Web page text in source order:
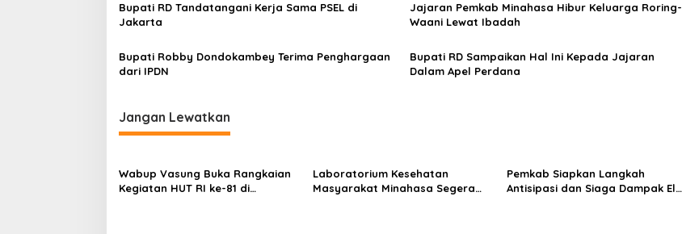
s
Bupati RD Tandatangani Kerja Sama PSEL di
Jakarta
Jajaran Pemkab Minahasa Hibur Keluarga Roring-
Waani Lewat Ibadah
Bupati Robby Dondokambey Terima Penghargaan
dari IPDN
Bupati RD Sampaikan Hal Ini Kepada Jajaran
Dalam Apel Perdana
Jangan Lewatkan
Wabup Vasung Buka Rangkaian
Kegiatan HUT RI ke-81 di
Laboratorium Kesehatan
Masyarakat Minahasa Segera
Pemkab Siapkan Langkah
Antisipasi dan Siaga Dampak El